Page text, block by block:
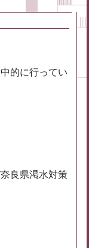
的に行ってい
良県渇水対策